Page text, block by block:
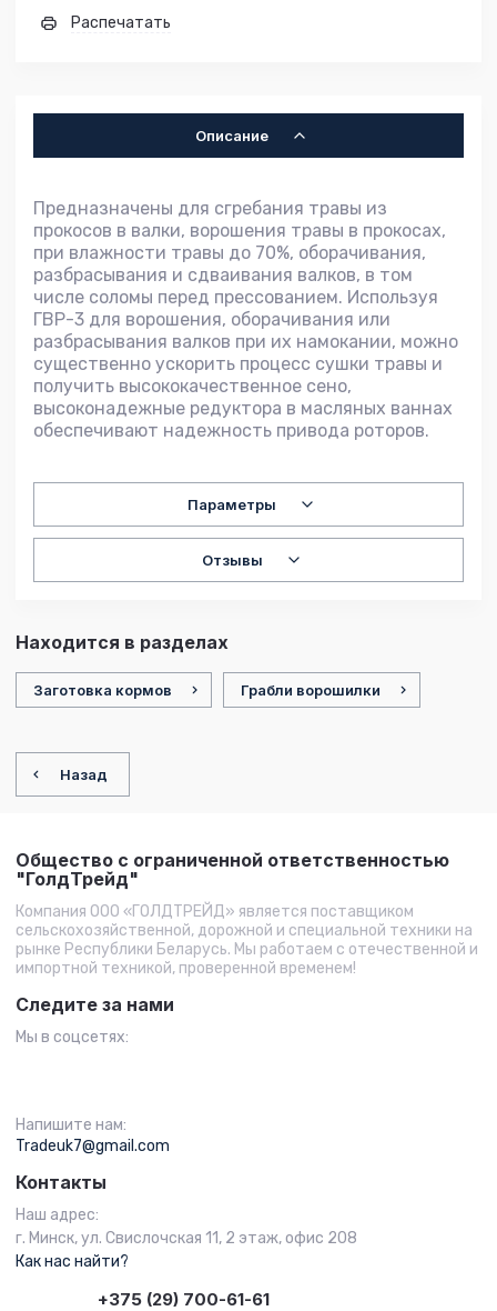
Распечатать
Описание
Предназначены для сгребания травы из
прокосов в валки, ворошения травы в прокосах,
при влажности травы до 70%, оборачивания,
разбрасывания и сдваивания валков, в том
числе соломы перед прессованием. Используя
ГВР-3 для ворошения, оборачивания или
разбрасывания валков при их намокании, можно
существенно ускорить процесс сушки травы и
получить высококачественное сено,
высоконадежные редуктора в масляных ваннах
обеспечивают надежность привода роторов.
Параметры
Отзывы
Находится в разделах
Заготовка кормов Грабли ворошилки
Назад
Общество с ограниченной ответственностью
"ГолдТрейд"
Компания ООО «ГОЛДТРЕЙД» является поставщиком
сельскохозяйственной, дорожной и специальной техники на
рынке Республики Беларусь. Мы работаем с отечественной и
импортной техникой, проверенной временем!
Следите за нами
Мы в соцсетях:
Напишите нам:
Tradeuk7@gmail.com
Контакты
Наш адрес:
г. Минск, ул. Свислочская 11, 2 этаж, офис 208
Как нас найти?
+375 (29) 700-61-61